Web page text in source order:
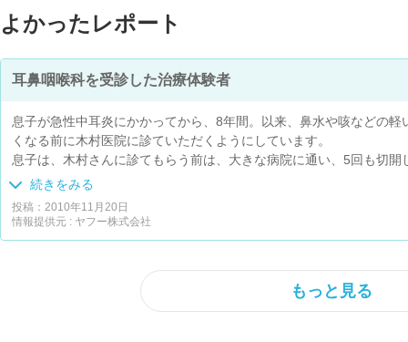
よかったレポート
耳鼻咽喉科を受診した治療体験者
息子が急性中耳炎にかかってから、8年間。以来、鼻水や咳などの
くなる前に木村医院に診ていただくようにしています。
息子は、木村さんに診てもらう前は、大きな病院に通い、5回も切
ようになってから、切開せずに済むようになりました。
いのかなど、簡潔に説明をしてくださいます。
院内にはたくさん絵本が置いてあり、子供がくつろいで読むスペー
したおもちゃもあります。テレビ画面には、「ピタゴラスイッチ」
続きをみる
投稿：2010年11月20日
情報提供元 : ヤフー株式会社
もっと見る